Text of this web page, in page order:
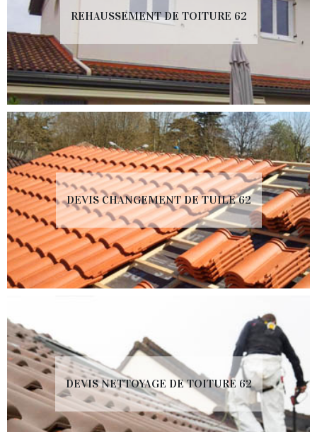
REHAUSSEMENT DE TOITURE 62
DEVIS CHANGEMENT DE TUILE 62
DEVIS NETTOYAGE DE TOITURE 62